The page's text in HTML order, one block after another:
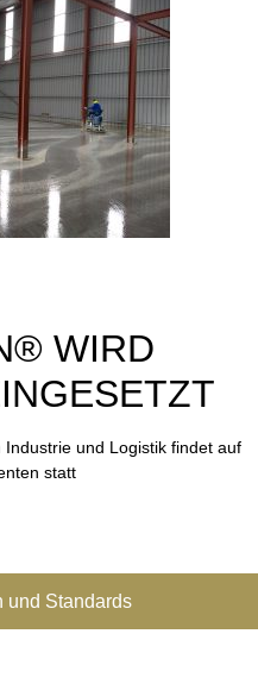
WIRD
und Logistik findet auf
statt
und Standards